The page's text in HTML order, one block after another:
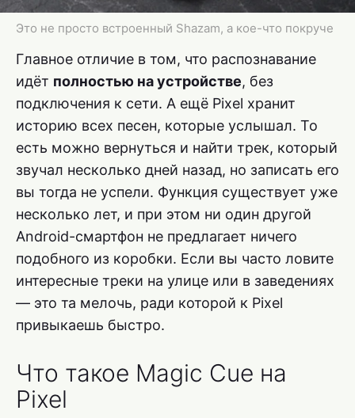
Это не просто встроенный Shazam, а кое-что покруче
Главное отличие в том, что распознавание
идёт полностью на устройстве, без
подключения к сети. А ещё Pixel хранит
историю всех песен, которые услышал. То
есть можно вернуться и найти трек, который
звучал несколько дней назад, но записать его
вы тогда не успели. Функция существует уже
несколько лет, и при этом ни один другой
Android-смартфон не предлагает ничего
подобного из коробки. Если вы часто ловите
интересные треки на улице или в заведениях
— это та мелочь, ради которой к Pixel
привыкаешь быстро.
Что такое Magic Cue на
Pixel